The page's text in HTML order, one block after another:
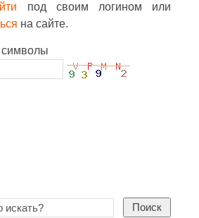
под своим логином или
на сайте.
символы
Поиск